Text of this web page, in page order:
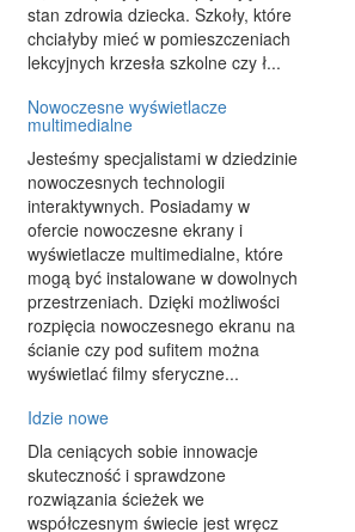
stan zdrowia dziecka. Szkoły, które
chciałyby mieć w pomieszczeniach
lekcyjnych krzesła szkolne czy ł...
Nowoczesne wyświetlacze
multimedialne
Jesteśmy specjalistami w dziedzinie
nowoczesnych technologii
interaktywnych. Posiadamy w
ofercie nowoczesne ekrany i
wyświetlacze multimedialne, które
mogą być instalowane w dowolnych
przestrzeniach. Dzięki możliwości
rozpięcia nowoczesnego ekranu na
ścianie czy pod sufitem można
wyświetlać filmy sferyczne...
Idzie nowe
Dla ceniących sobie innowacje
skuteczność i sprawdzone
rozwiązania ścieżek we
współczesnym świecie jest wręcz